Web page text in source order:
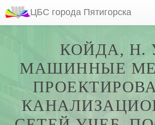
ЦБС города Пятигорска
КОЙДА, Н.
МАШИННЫЕ